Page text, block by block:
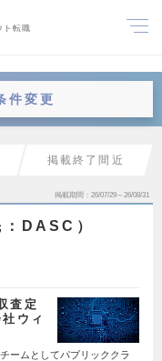
ト転職
件変更
掲載終了間近
掲載期間 26/07/29～26/08/31
DASC）
査定
ウィ
ームとしてパブリッククラ